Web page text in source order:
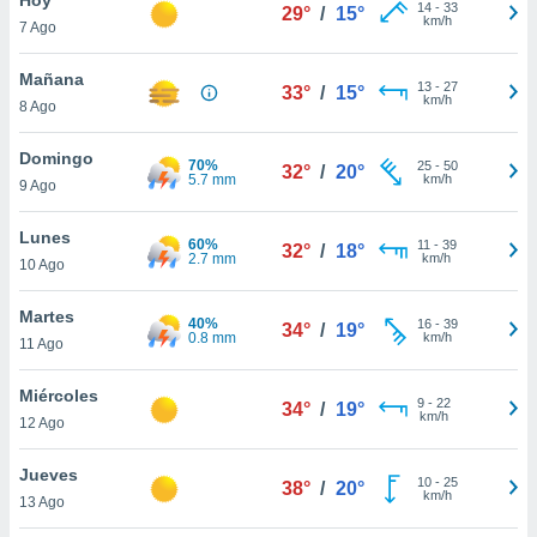
en
más
nuestra
de
cookies
aceptar
7 Ago
29° / 15° 14- 33
km/h
Mañana
8 Ago
33° / 15° 13- 27
km/h
Domingo
9 Ago
70%
5.7 mm
32° / 20° 25- 50
km/h
Lunes
10 Ago
60%
2.7 mm
32° / 18° 11 - 39
km/h
Martes
11 Ago
40%
0.8 mm
34° / 19° 16- 39
km/h
Miércoles
12 Ago
34° / 19° 9- 22
km/h
Jueves
13 Ago
38° / 20° 10- 25
km/h